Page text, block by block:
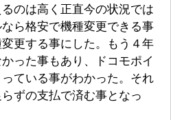
のは高く正直今の状況では
ら格安で機種変更できる事
更する事にした。もう４年
った事もあり、ドコモポイ
ている事がわかった。それ
ずの支払で済む事となっ